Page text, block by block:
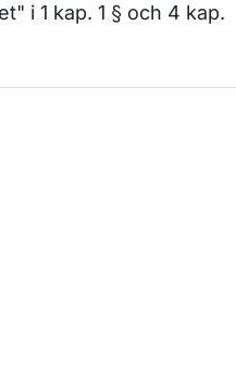
i 1 kap. 1 § och 4 kap.